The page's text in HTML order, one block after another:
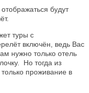
будут
туры с
включён, ведь Вас
нужно только отель
Но тогда из
проживание в